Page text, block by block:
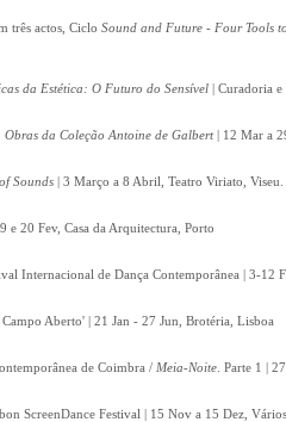
três actos, Ciclo Sound and Future - Four Tools
da Estética: O Futuro do Sensível | Curadoria
Obras da Coleção Antoine de Galbert | 12 Mar a
Sounds | 3 Março a 8 Abril, Teatro Viriato, Viseu.
e 20 Fev, Casa da Arquitectura, Porto
Internacional de Dança Contemporânea | 3-12
Aberto' | 21 Jan - 27 Jun, Brotéria, Lisboa
de Coimbra / Meia-Noite . Parte 1 |
ScreenDance Festival | 15 Nov a 15 Dez,